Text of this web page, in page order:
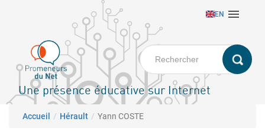
principal
EN 
Une présence éducative sur Internet
Fil d'Ariane
Accueil Hérault Yann COSTE